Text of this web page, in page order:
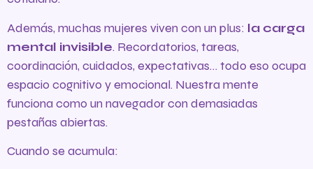
Además, muchas mujeres viven con un plus: la carga
mental invisible. Recordatorios, tareas,
coordinación, cuidados, expectativas… todo eso ocupa
espacio cognitivo y emocional. Nuestra mente
funciona como un navegador con demasiadas
pestañas abiertas.
Cuando se acumula: